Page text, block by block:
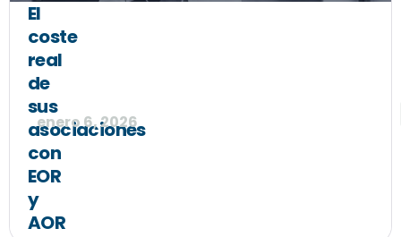
El
coste
real
de
sus
asociaciones
con
EOR
y
AOR
enero 6, 2026